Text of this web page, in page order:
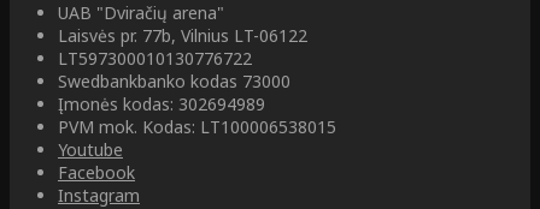
UAB "Dviračių arena"
Laisvės pr. 77b, Vilnius LT-06122
LT597300010130776722
Swedbankbanko kodas 73000
Įmonės kodas: 302694989
PVM mok. Kodas: LT100006538015
Youtube
Facebook
Instagram